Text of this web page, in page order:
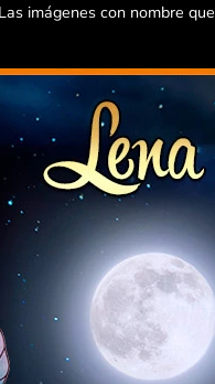
imágenes con nombre